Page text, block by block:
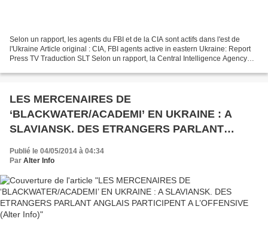
Selon un rapport, les agents du FBI et de la CIA sont actifs dans l'est de
l'Ukraine Article original : CIA, FBI agents active in eastern Ukraine: Report
Press TV Traduction SLT Selon un rapport, la Central Intelligence Agency
LES MERCENAIRES DE
‘BLACKWATER/ACADEMI’ EN UKRAINE : A
SLAVIANSK. DES ETRANGERS PARLANT
ANGLAIS PARTICIPENT A L’OFFENSIVE (Alter
Info)
Publié le 04/05/2014 à 04:34
Par Alter Info